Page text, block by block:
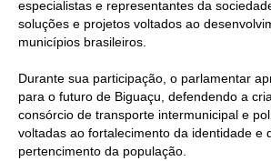
especialistas e representantes da
soluções e projetos voltados ao
municípios brasileiros.
Durante sua participação, o parlamentar
para o futuro de Biguaçu, defendendo a
consórcio de transporte intermunicipal e
voltadas ao fortalecimento da identidade e
pertencimento da população.